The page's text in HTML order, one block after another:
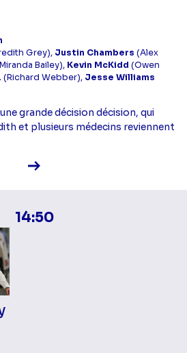
Grey), Justin Chambers (Alex
Bailey), Kevin McKidd (Owen
(Richard Webber), Jesse Williams
grande décision décision, qui
et plusieurs médecins reviennent
Voir la fiche diffusion
14:50